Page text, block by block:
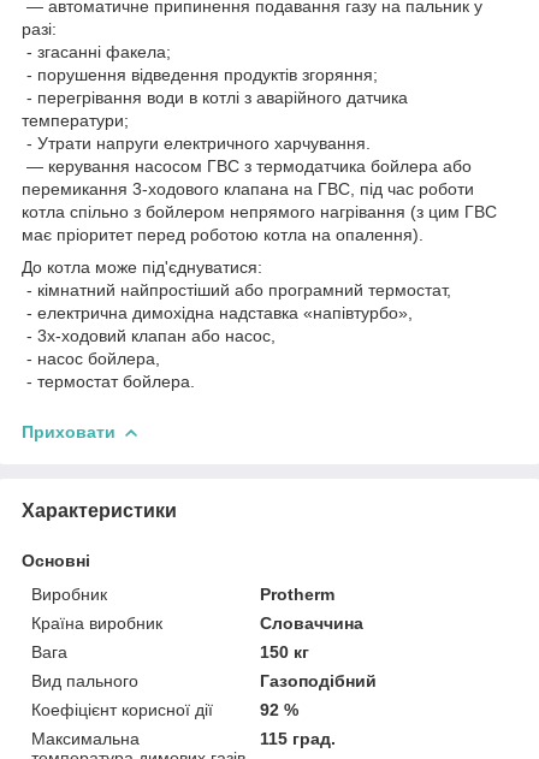
— автоматичне припинення подавання газу на пальник у
разі:
- згасанні факела;
- порушення відведення продуктів згоряння;
- перегрівання води в котлі з аварійного датчика
температури;
- Утрати напруги електричного харчування.
— керування насосом ГВС з термодатчика бойлера або
перемикання 3-ходового клапана на ГВС, під час роботи
котла спільно з бойлером непрямого нагрівання (з цим ГВС
має пріоритет перед роботою котла на опалення).
До котла може під'єднуватися:
- кімнатний найпростіший або програмний термостат,
- електрична димохідна надставка «напівтурбо»,
- 3х-ходовий клапан або насос,
- насос бойлера,
- термостат бойлера.
Приховати
Характеристики
Основні
Виробник
Protherm
Країна виробник
Словаччина
Вага
150 кг
Вид пального
Газоподібний
Коефіцієнт корисної дії
92 %
Максимальна
115 град.